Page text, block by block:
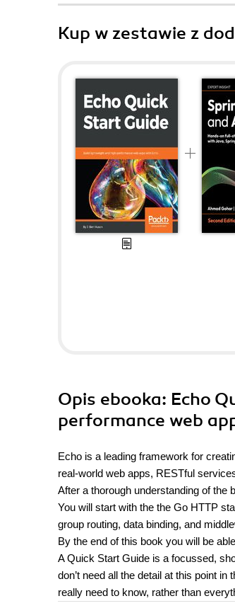
Kup w zestawie z
Opis ebooka: Echo
performance web
Echo is a leading framework for
real-world web apps, RESTful
After a thorough understanding of the
You will start with the the Go HTTP
group routing, data binding, and
By the end of this book you will be
A Quick Start Guide is a focussed,
don’t need all the detail at this point
really need to know, rather than